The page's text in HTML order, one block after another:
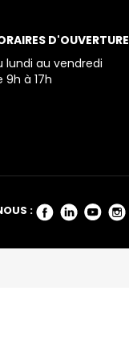
D'OUVERTURE
lundi au vendredi
9h à 17h
: